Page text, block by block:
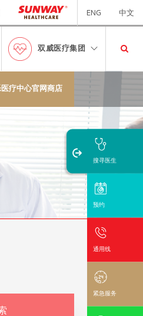
ENG 中文
双威医疗集团
疗中心官网商店
搜寻医生
预约
通用线
紧急服务